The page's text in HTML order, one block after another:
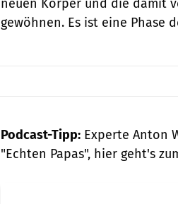
neuen Körper und die damit
gewöhnen. Es ist eine Phase
Podcast-Tipp: Experte Anton
"Echten Papas", hier geht's